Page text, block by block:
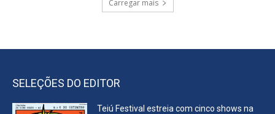
Carregar mais
SELEÇÕES DO EDITOR
Teiú Festival estreia com cinco shows na